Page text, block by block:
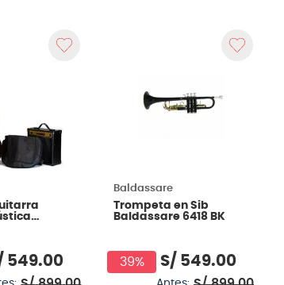
549.00
Baldassare
Trompeta en Sib
Baldassare 6418 BK
39% S/ 549.00